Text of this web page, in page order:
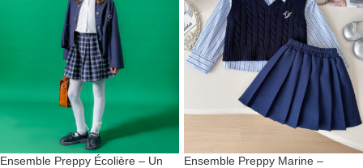
Ensemble Preppy Écolière – Un
Ensemble Preppy Marine –